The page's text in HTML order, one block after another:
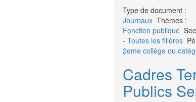
Type de document :
Journaux Thèmes :
Fonction publique
- Toutes les filières
2eme collège ou
Cadres
Publics